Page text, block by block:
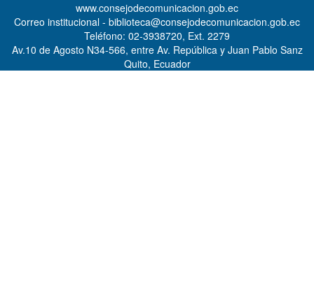
www.consejodecomunicacion.gob.ec
Correo institucional - biblioteca@consejodecomunicacion.gob.ec
Teléfono: 02-3938720, Ext. 2279
Av.10 de Agosto N34-566, entre Av. República y Juan Pablo Sanz
Quito, Ecuador